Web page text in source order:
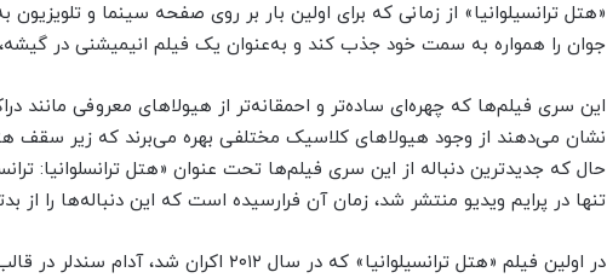
«هتل ترانسیلوانیا» از زمانی که برای اولین بار بر روی صفحه سینما و
جوان را همواره به سمت خود جذب کند و به‌‌عنوان یک فیلم انیمیشنی در
این سری فیلم‌ها که چهره‌ای ساده‌تر و احمقانه‌تر از هیولاهای معروفی مانند
نشان می‌دهند از وجود هیولاهای کلاسیک مختلفی بهره می‌برند که زیر سقف
حال که جدیدترین دنباله از این سری فیلم‌ها تحت عنوان «هتل ترانسلوانیا:
تنها در پرایم ویدیو منتشر شد، زمان آن فرارسیده است که این دنباله‌ها را از
در اولین فیلم «هتل ترانسیلوانیا» که در سال ۲۰۱۲